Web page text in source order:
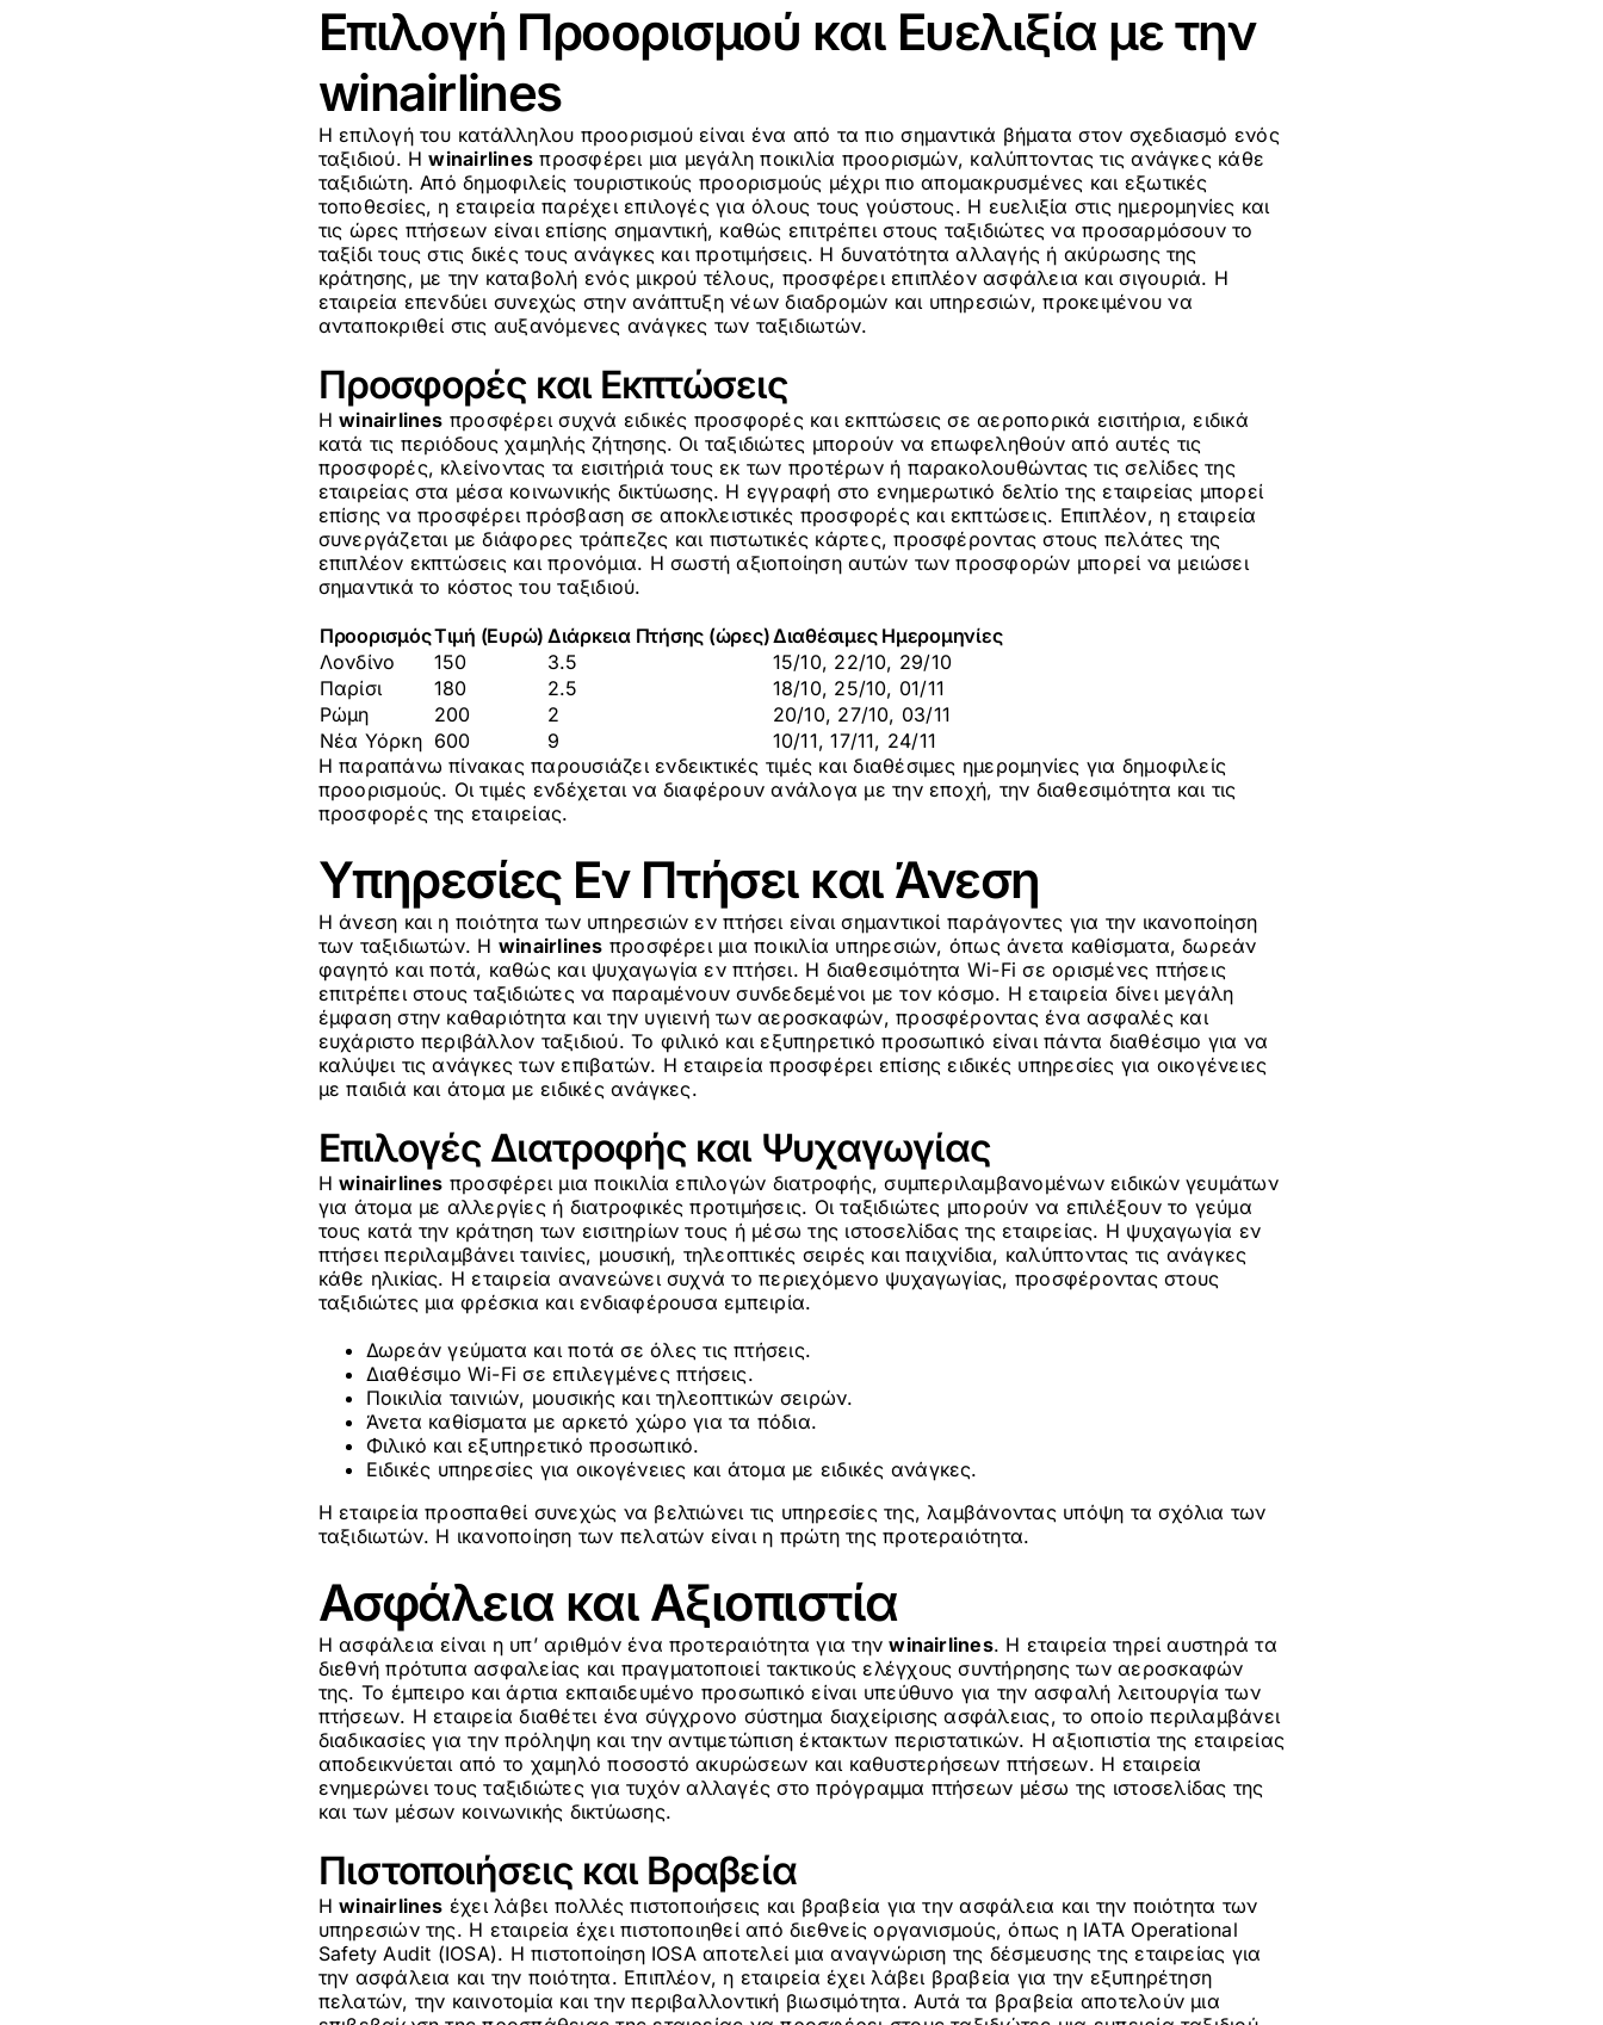
Επιλογή Προορισμού και Ευελιξία με την
winairlines
Η επιλογή του κατάλληλου προορισμού είναι ένα από τα πιο σημαντικά βήματα στον σχεδιασμό ενός
ταξιδιού. Ηwinairlines προσφέρει μια μεγάλη ποικιλία προορισμών, καλύπτοντας τις ανάγκες κάθε
ταξιδιώτη. Από δημοφιλείς τουριστικούς προορισμούς μέχρι πιο απομακρυσμένες και εξωτικές
τοποθεσίες, η εταιρεία παρέχει επιλογές για όλους τους γούστους. Η ευελιξία στις ημερομηνίες και
τις ώρες πτήσεων είναι επίσης σημαντική, καθώς επιτρέπει στους ταξιδιώτες να προσαρμόσουν το
ταξίδι τους στις δικές τους ανάγκες και προτιμήσεις. Η δυνατότητα αλλαγής ή ακύρωσης της
κράτησης, με την καταβολή ενός μικρού τέλους, προσφέρει επιπλέον ασφάλεια και σιγουριά. Η
εταιρεία επενδύει συνεχώς στην ανάπτυξη νέων διαδρομών και υπηρεσιών, προκειμένου να
ανταποκριθεί στις αυξανόμενες ανάγκες των ταξιδιωτών.
Προσφορές και Εκπτώσεις
Ηwinairlines προσφέρει συχνά ειδικές προσφορές και εκπτώσεις σε αεροπορικά εισιτήρια, ειδικά
κατά τις περιόδους χαμηλής ζήτησης. Οι ταξιδιώτες μπορούν να επωφεληθούν από αυτές τις
προσφορές, κλείνοντας τα εισιτήριά τους εκ των προτέρων ή παρακολουθώντας τις σελίδες της
εταιρείας στα μέσα κοινωνικής δικτύωσης. Η εγγραφή στο ενημερωτικό δελτίο της εταιρείας μπορεί
επίσης να προσφέρει πρόσβαση σε αποκλειστικές προσφορές και εκπτώσεις. Επιπλέον, η εταιρεία
συνεργάζεται με διάφορες τράπεζες και πιστωτικές κάρτες, προσφέροντας στους πελάτες της
επιπλέον εκπτώσεις και προνόμια. Η σωστή αξιοποίηση αυτών των προσφορών μπορεί να μειώσει
σημαντικά το κόστος του ταξιδιού.
ΠροορισμόςΤιμή (Ευρώ) Διάρκεια Πτήσης (ώρες)Διαθέσιμες Ημερομηνίες
Λονδίνο
150 3.5
15/10, 22/10, 29/10
Παρίσι
180 2.5
18/10, 25/10, 01/11
Ρώμη
200 2
20/10, 27/10, 03/11
Νέα Υόρκη 600 9
10/11, 17/11, 24/11
Η παραπάνω πίνακας παρουσιάζει ενδεικτικές τιμές και διαθέσιμες ημερομηνίες για δημοφιλείς
προορισμούς. Οι τιμές ενδέχεται να διαφέρουν ανάλογα με την εποχή, την διαθεσιμότητα και τις
προσφορές της εταιρείας.
Υπηρεσίες Εν Πτήσει και Άνεση
Η άνεση και η ποιότητα των υπηρεσιών εν πτήσει είναι σημαντικοί παράγοντες για την ικανοποίηση
των ταξιδιωτών. Η winairlines προσφέρει μια ποικιλία υπηρεσιών, όπως άνετα καθίσματα, δωρεάν
φαγητό και ποτά, καθώς και ψυχαγωγία εν πτήσει. Η διαθεσιμότητα Wi-Fi σε ορισμένες πτήσεις
επιτρέπει στους ταξιδιώτες να παραμένουν συνδεδεμένοι με τον κόσμο. Η εταιρεία δίνει μεγάλη
έμφαση στην καθαριότητα και την υγιεινή των αεροσκαφών, προσφέροντας ένα ασφαλές και
ευχάριστο περιβάλλον ταξιδιού. Το φιλικό και εξυπηρετικό προσωπικό είναι πάντα διαθέσιμο για να
καλύψει τις ανάγκες των επιβατών. Η εταιρεία προσφέρει επίσης ειδικές υπηρεσίες για οικογένειες
με παιδιά και άτομα με ειδικές ανάγκες.
Επιλογές Διατροφής και Ψυχαγωγίας
Ηwinairlines προσφέρει μια ποικιλία επιλογών διατροφής, συμπεριλαμβανομένων ειδικών γευμάτων
για άτομα με αλλεργίες ή διατροφικές προτιμήσεις. Οι ταξιδιώτες μπορούν να επιλέξουν το γεύμα
τους κατά την κράτηση των εισιτηρίων τους ή μέσω της ιστοσελίδας της εταιρείας. Η ψυχαγωγία εν
πτήσει περιλαμβάνει ταινίες, μουσική, τηλεοπτικές σειρές και παιχνίδια, καλύπτοντας τις ανάγκες
κάθε ηλικίας. Η εταιρεία ανανεώνει συχνά το περιεχόμενο ψυχαγωγίας, προσφέροντας στους
ταξιδιώτες μια φρέσκια και ενδιαφέρουσα εμπειρία.
Δωρεάν γεύματα και ποτά σε όλες τις πτήσεις.
Διαθέσιμο Wi-Fi σε επιλεγμένες πτήσεις.
Ποικιλία ταινιών, μουσικής και τηλεοπτικών σειρών.
Άνετα καθίσματα με αρκετό χώρο για τα πόδια.
Φιλικό και εξυπηρετικό προσωπικό.
Ειδικές υπηρεσίες για οικογένειες και άτομα με ειδικές ανάγκες.
Η εταιρεία προσπαθεί συνεχώς να βελτιώνει τις υπηρεσίες της, λαμβάνοντας υπόψη τα σχόλια των
ταξιδιωτών. Η ικανοποίηση των πελατών είναι η πρώτη της προτεραιότητα.
Ασφάλεια και Αξιοπιστία
Η ασφάλεια είναι η υπ’ αριθμόν ένα προτεραιότητα για τηνwinairlines. Η εταιρεία τηρεί αυστηρά τα
διεθνή πρότυπα ασφαλείας και πραγματοποιεί τακτικούς ελέγχους συντήρησης των αεροσκαφών
της. Το έμπειρο και άρτια εκπαιδευμένο προσωπικό είναι υπεύθυνο για την ασφαλή λειτουργία των
πτήσεων. Η εταιρεία διαθέτει ένα σύγχρονο σύστημα διαχείρισης ασφάλειας, το οποίο περιλαμβάνει
διαδικασίες για την πρόληψη και την αντιμετώπιση έκτακτων περιστατικών. Η αξιοπιστία της εταιρείας
αποδεικνύεται από το χαμηλό ποσοστό ακυρώσεων και καθυστερήσεων πτήσεων. Η εταιρεία
ενημερώνει τους ταξιδιώτες για τυχόν αλλαγές στο πρόγραμμα πτήσεων μέσω της ιστοσελίδας της
και των μέσων κοινωνικής δικτύωσης.
Πιστοποιήσεις και Βραβεία
Ηwinairlines έχει λάβει πολλές πιστοποιήσεις και βραβεία για την ασφάλεια και την ποιότητα των
υπηρεσιών της. Η εταιρεία έχει πιστοποιηθεί από διεθνείς οργανισμούς, όπως η IATA Operational
Safety Audit (IOSA). Η πιστοποίηση IOSA αποτελεί μια αναγνώριση της δέσμευσης της εταιρείας για
την ασφάλεια και την ποιότητα. Επιπλέον, η εταιρεία έχει λάβει βραβεία για την εξυπηρέτηση
πελατών, την καινοτομία και την περιβαλλοντική βιωσιμότητα. Αυτά τα βραβεία αποτελούν μια